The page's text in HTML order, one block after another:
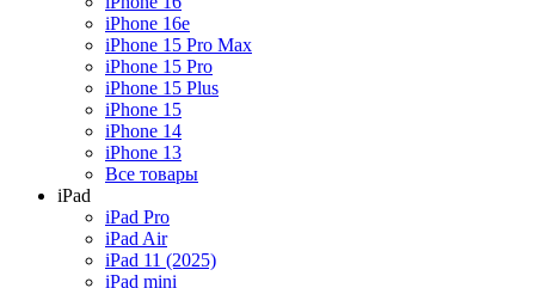
iPhone 16e
iPhone 15 Pro Max
iPhone 15 Pro
iPhone 15 Plus
iPhone 15
iPhone 14
iPhone 13
Все товары
iPad
iPad Pro
iPad Air
iPad 11 (2025)
iPad mini